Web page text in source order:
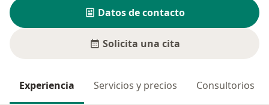
Datos de contacto
Solicita una cita
Experiencia Servicios y precios Consultorios